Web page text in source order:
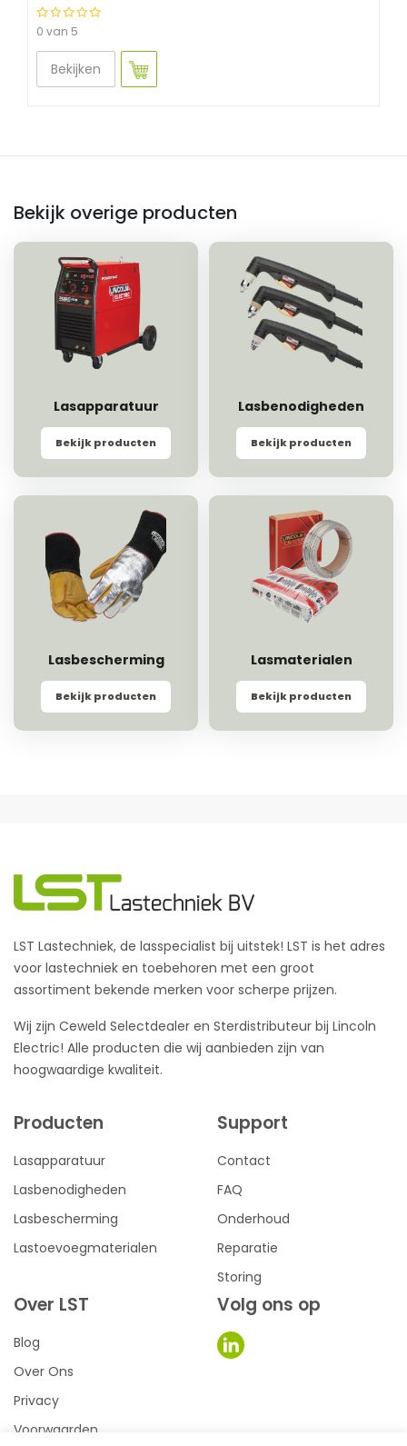
0 van 5
Bekijken
Bekijk overige producten
Lasapparatuur
Bekijk producten
Lasbenodigheden
Bekijk producten
Lasbescherming
Bekijk producten
Lasmaterialen
Bekijk producten
LST Lastechniek, de lasspecialist bij uitstek! LST is het adres
voor lastechniek en toebehoren met een groot
assortiment bekende merken voor scherpe prijzen.
Wij zijn Ceweld Selectdealer en Sterdistributeur bij Lincoln
Electric! Alle producten die wij aanbieden zijn van
hoogwaardige kwaliteit.
Producten
Lasapparatuur
Lasbenodigheden
Lasbescherming
Lastoevoegmaterialen
Support
Contact
FAQ
Onderhoud
Reparatie
Storing
Over LST
Blog
Over Ons
Privacy
Voorwaarden
Volg ons op